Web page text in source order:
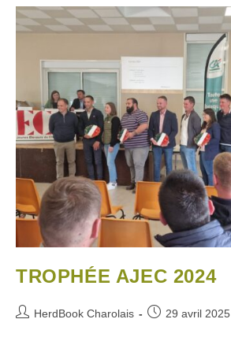
TROPHÉE AJEC 2024
HerdBook Charolais 29 avril 2025